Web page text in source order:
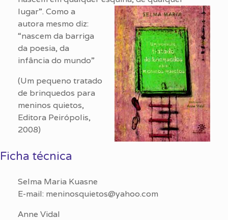
lugar”. Como a
autora mesmo diz:
“nascem da barriga
da poesia, da
infância do mundo”
(Um pequeno tratado
de brinquedos para
meninos quietos,
Editora Peirópolis,
2008)
Ficha técnica
Selma Maria Kuasne
E-mail: meninosquietos@yahoo.com
Anne Vidal